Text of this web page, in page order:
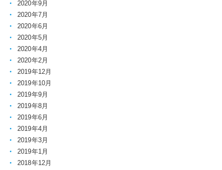
2020年9月
2020年7月
2020年6月
2020年5月
2020年4月
2020年2月
2019年12月
2019年10月
2019年9月
2019年8月
2019年6月
2019年4月
2019年3月
2019年1月
2018年12月